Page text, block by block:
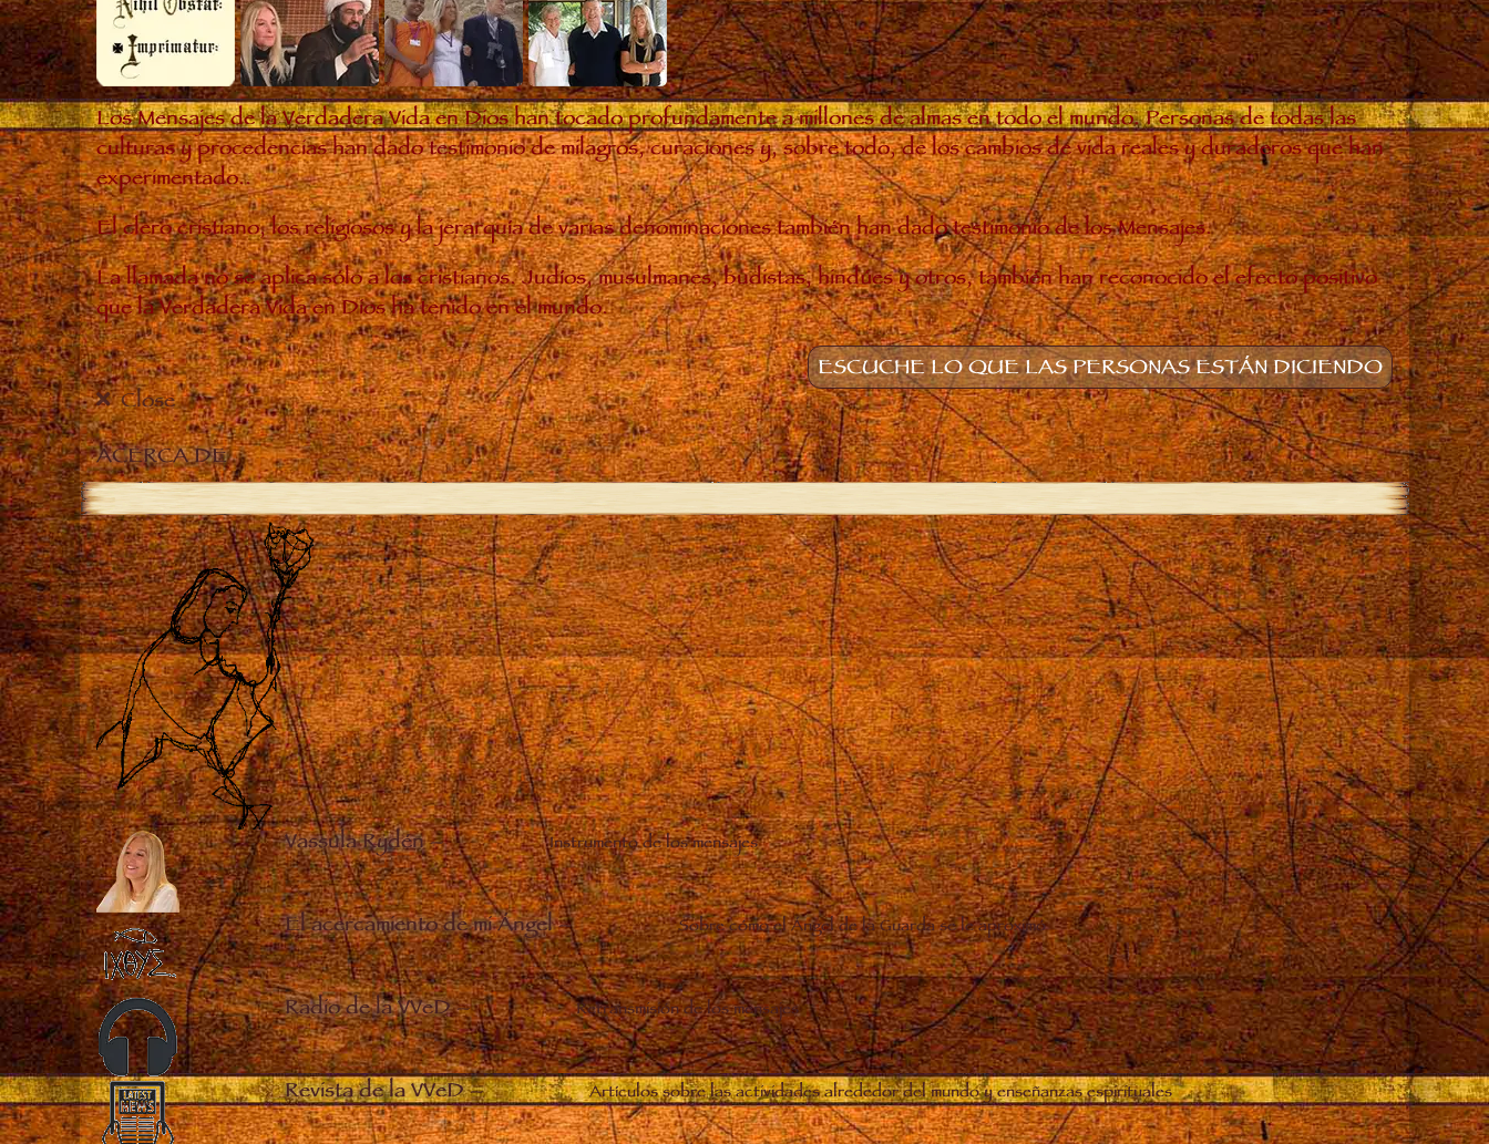
Los Mensajes de la Verdadera Vida en Dios han tocado profundamente a millones de almas en todo el mundo. Personas de todas las
culturas y procedencias han dado testimonio de milagros, curaciones y, sobre todo, de los cambios de vida reales y duraderos que han
experimentado..
El clero cristiano, los religiosos y la jerarquía de varias denominaciones también han dado testimonio de los Mensajes.
La llamada no se aplica sólo a los cristianos. Judíos, musulmanes, budistas, hindúes y otros, también han reconocido el efecto positivo
que la Verdadera Vida en Dios ha tenido en el mundo.
ESCUCHE LO QUE LAS PERSONAS ESTÁN DICIENDO
Close
ACERCA DE
Vassula Rydén– Instrumento de los mensajes
El acercamiento de mi Ángel– Sobre cómo el Ángel de la Guarda se le aproximó
Radio de la VVeD– Retransmisión de los mensajes
Revista de la VVeD– Artículos sobre las actividades alrededor del mundo y enseñanzas espirituales